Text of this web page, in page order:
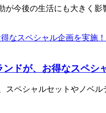
今後の生活にも大きく
ドが、お得なスペシ
ペシャルセットやノベ